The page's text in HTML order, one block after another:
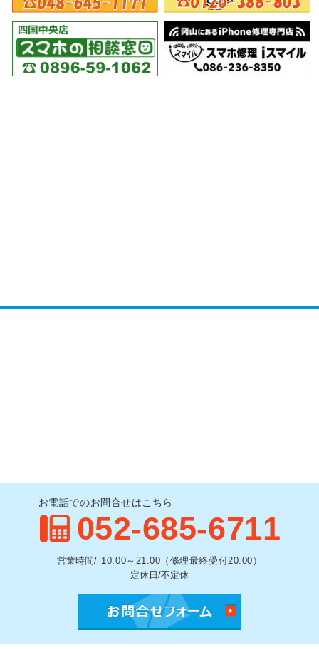
お電話でのお問合せはこちら
052-685-6711
営業時間/ 10:00～21:00（修理最終受付20:00）
定休日/不定休